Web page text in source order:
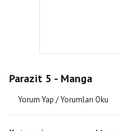
Parazit 5 - Manga
Yorum Yap / Yorumları Oku